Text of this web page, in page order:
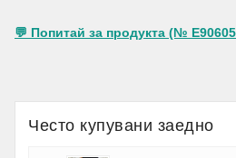
💬 Попитай за продукта (№
Често купувани заедно